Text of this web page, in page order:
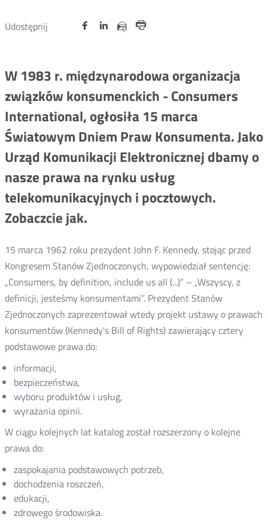
Udostępnij
Udostępnij
Twitter
Otwórz
Udostępnij
Facebook
OtwórzUdostępnij
Linkedin
OtwórzUdostępnij
mail
W 1983 r. międzynarodowa organizacja
związków konsumenckich - Consumers
International, ogłosiła 15 marca
Światowym Dniem Praw Konsumenta. Jako
Urząd Komunikacji Elektronicznej dbamy o
nasze prawa na rynku usług
telekomunikacyjnych i pocztowych.
Zobaczcie jak.
15 marca 1962 roku prezydent John F. Kennedy, stojąc przed
Kongresem Stanów Zjednoczonych, wypowiedział sentencję:
„Consumers, by definition, include us all (...)” – „Wszyscy, z
definicji, jesteśmy konsumentami”. Prezydent Stanów
Zjednoczonych zaprezentował wtedy projekt ustawy o prawach
konsumentów (Kennedy's Bill of Rights) zawierający cztery
podstawowe prawa do:
informacji,
bezpieczeństwa,
wyboru produktów i usług,
wyrażania opinii.
W ciągu kolejnych lat katalog został rozszerzony o kolejne
prawa do:
zaspokajania podstawowych potrzeb,
dochodzenia roszczeń,
edukacji,
zdrowego środowiska.